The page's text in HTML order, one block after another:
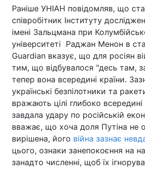
Раніше УНІАН повідомляв, що
співробітник Інституту
імені Зальцмана при
університеті Раджан Менон в
Guardian вказує, що для росіян
тим, що відбувалося "десь там,
тепер вона всередині країни.
українські безпілотники та
вражають цілі глибоко
завдала удару по російській
вважає, що хоча доля Путіна не
вирішена, його війна зазнає
цього, ознаки занепокоєння на
занадто численні, щоб їх